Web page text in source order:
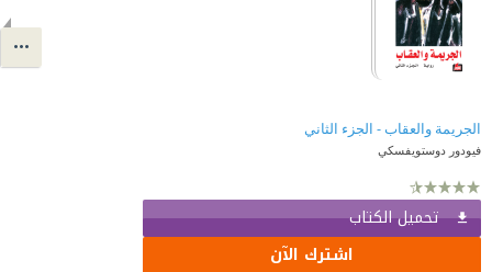
الجريمة والعقاب - الجزء الثاني
فيودور دوستويفسكي
تحميل الكتاب
اشترك الآن